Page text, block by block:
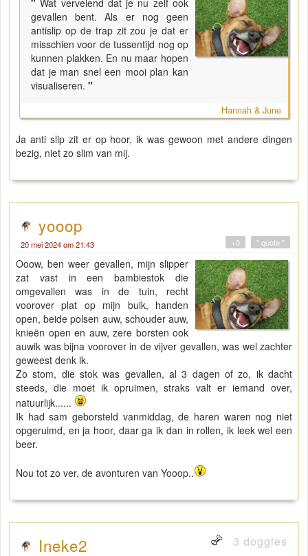
gevallen bent. Als er nog geen
antislip op de trap zit zou je dat er
misschien voor de tussentijd nog op
kunnen plakken. En nu maar hopen
dat je man snel een mooi plan kan
visualiseren. "
Hannah & June
Ja anti slip zit er op hoor, ik was gewoon met andere dingen
bezig, niet zo slim van mij.
yooop
20 mei 2024 om 21:43 " quote "
+0
Ooow, ben weer gevallen, mijn slipper
zat vast in een bambiestok die
omgevallen was in de tuin, recht
voorover plat op mijn buik, handen
open, beide polsen auw, schouder auw,
knieën open en auw, zere borsten ook
auwik was bijna voorover in de vijver gevallen, was wel zachter
geweest denk ik.
Zo stom, die stok was gevallen, al 3 dagen of zo, ik dacht
steeds, die moet ik opruimen, straks valt er iemand over,
natuurlijk......
Ik had sam geborsteld vanmiddag, de haren waren nog niet
opgeruimd, en ja hoor, daar ga ik dan in rollen, ik leek wel een
beer.
Nou tot zo ver, de avonturen van Yooop..
Ineke2 3 doggies